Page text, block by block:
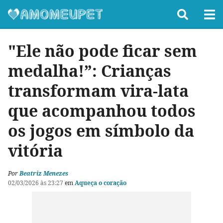
"Ele não pode ficar sem
medalha!”: Crianças
transformam vira-lata
que acompanhou todos
os jogos em símbolo da
vitória
PorBeatriz Menezes
02/03/2026 às 23:27 emAqueça o coração